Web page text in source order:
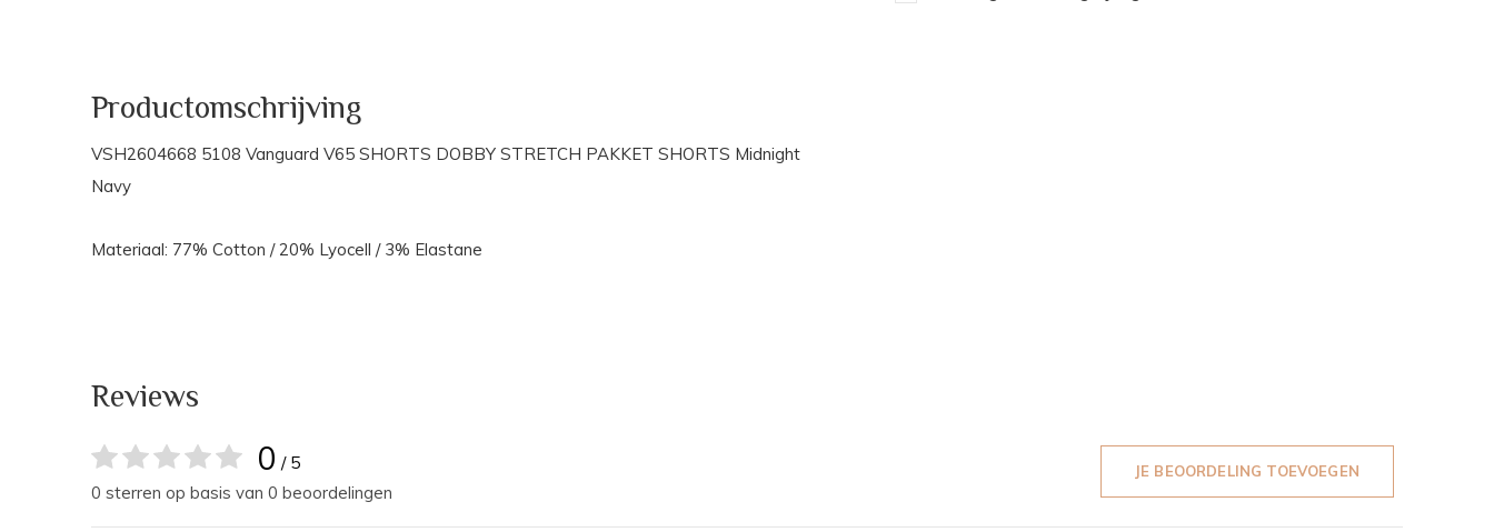
Productomschrijving
VSH2604668 5108 Vanguard V65 SHORTS DOBBY STRETCH PAKKET SHORTS Midnight
Navy
Materiaal: 77% Cotton / 20% Lyocell / 3% Elastane
Reviews
0 / 5
0 sterren op basis van 0 beoordelingen
JE BEOORDELING TOEVOEGEN